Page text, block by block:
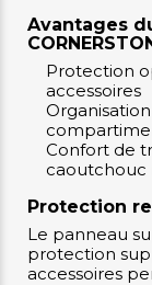
Avantages
Protection
accessoires
Confort de
caoutchouc
Protection
Le panneau
protection
accessoires